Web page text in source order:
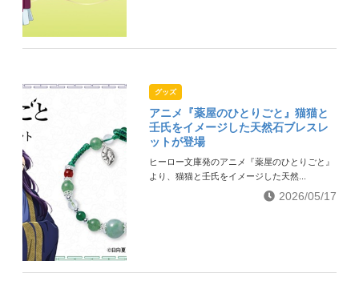
グッズ
アニメ『薬屋のひとりごと』猫猫と
壬氏をイメージした天然石ブレスレ
ットが登場
ヒーロー文庫発のアニメ『薬屋のひとりごと』
より、猫猫と壬氏をイメージした天然...
2026/05/17